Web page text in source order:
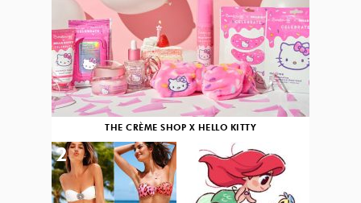
THE CRÈME SHOP X HELLO KITTY
2 3